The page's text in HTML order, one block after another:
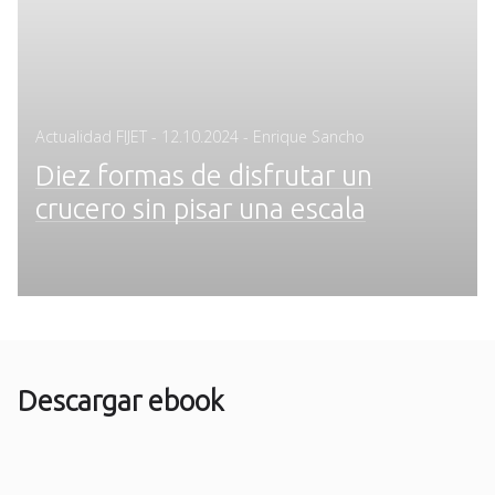
Actualidad FIJET - Posted
12.10.2024 - Enrique Sancho
Diez formas de disfrutar un
crucero sin pisar una escala
Descargar ebook